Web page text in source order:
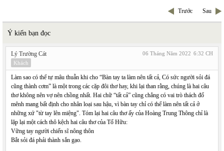
Trước Sau
Ý kiến bạn đọc
06 Tháng Năm 2022 6:32 CH
Lý Trường Cát
Khách
Làm sao có thể tự mâu thuẫn khi cho “Bàn tay ta làm nên tất cả, Có sức người sỏi đá
cũng thành cơm” là một trong các cặp đôi thơ hay, khi lại than rằng, chúng là hai câu
thơ không nên vợ nên chồng nhất. Hai chữ “tất cả” cũng chẳng có vai trò thách đố
mênh mang bất định cho nhân loại sau hậu, vì bàn tay chỉ có thể làm nên tất cả ở
những xứ "từ tay lên miệng". Tóm lại hai câu thơ ấy của Hoàng Trung Thông chỉ là
lặp lại một cách thô kệch hai câu thơ của Tố Hữu:
Vững tay người chiến sĩ nông thôn
Bắt sỏi đá phải thành sắn gạo.